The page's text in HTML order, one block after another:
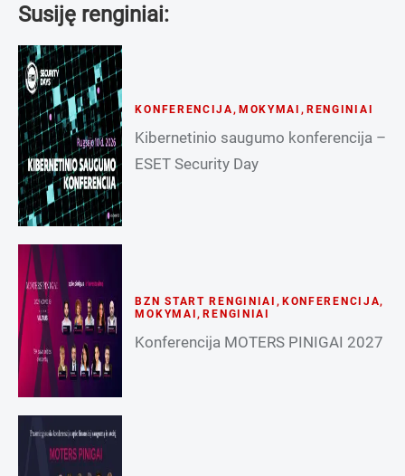
Susiję renginiai:
KONFERENCIJA , MOKYMAI , RENGINIAI
Kibernetinio saugumo konferencija –
ESET Security Day
BZN START RENGINIAI , KONFERENCIJA,
MOKYMAI ,RENGINIAI
Konferencija MOTERS PINIGAI 2027